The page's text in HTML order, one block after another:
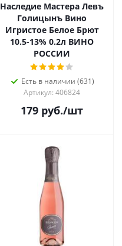
Наследие Мастера Левъ
Голицынъ Вино
Игристое Белое Брют
10.5-13% 0.2л ВИНО
РОССИИ
Есть в наличии (631)
Артикул: 406824
179 руб./шт